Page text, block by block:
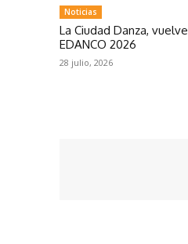
Noticias
La Ciudad Danza, vuelve
EDANCO 2026
28 julio, 2026